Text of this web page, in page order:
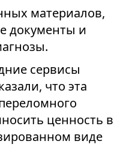
материалов,
документы и
сервисы
что эта
ценность в
виде